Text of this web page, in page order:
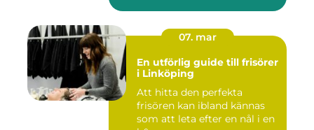
07. mar
En utförlig guide till frisörer
i Linköping
Att hitta den perfekta
frisören kan ibland kännas
som att leta efter en nål i en